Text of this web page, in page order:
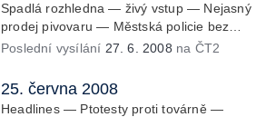
Spadlá rozhledna — živý vstup — Nejasný
prodej pivovaru — Městská policie bez
oprávnění měřit rychlost — Zákon o
Severozápadních Čech — Hodiny ze
sbírek Pražského hradu
Poslední vysílání 27. 6. 2008 na ČT2
25. června 2008
Headlines — Ptotesty proti továrně —